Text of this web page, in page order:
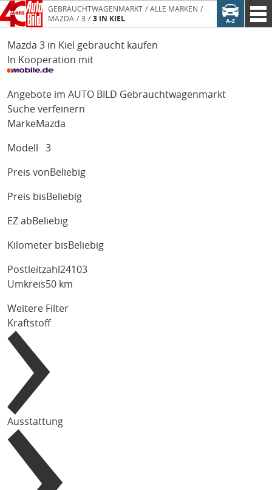
GEBRAUCHTWAGENMARKT
ALLE MARKEN
MAZDA
3 3 IN KIEL
Mazda 3 in Kiel gebraucht kaufen
In Kooperation mit
Angebote im AUTO BILD Gebrauchtwagenmarkt
Suche verfeinern
MarkeMazda
Modell 3
Preis von Beliebig
Preis bis Beliebig
EZ ab Beliebig
Kilometer bis Beliebig
Postleitzahl
Umkreis50 km
Weitere Filter
Kraftstoff
Ausstattung